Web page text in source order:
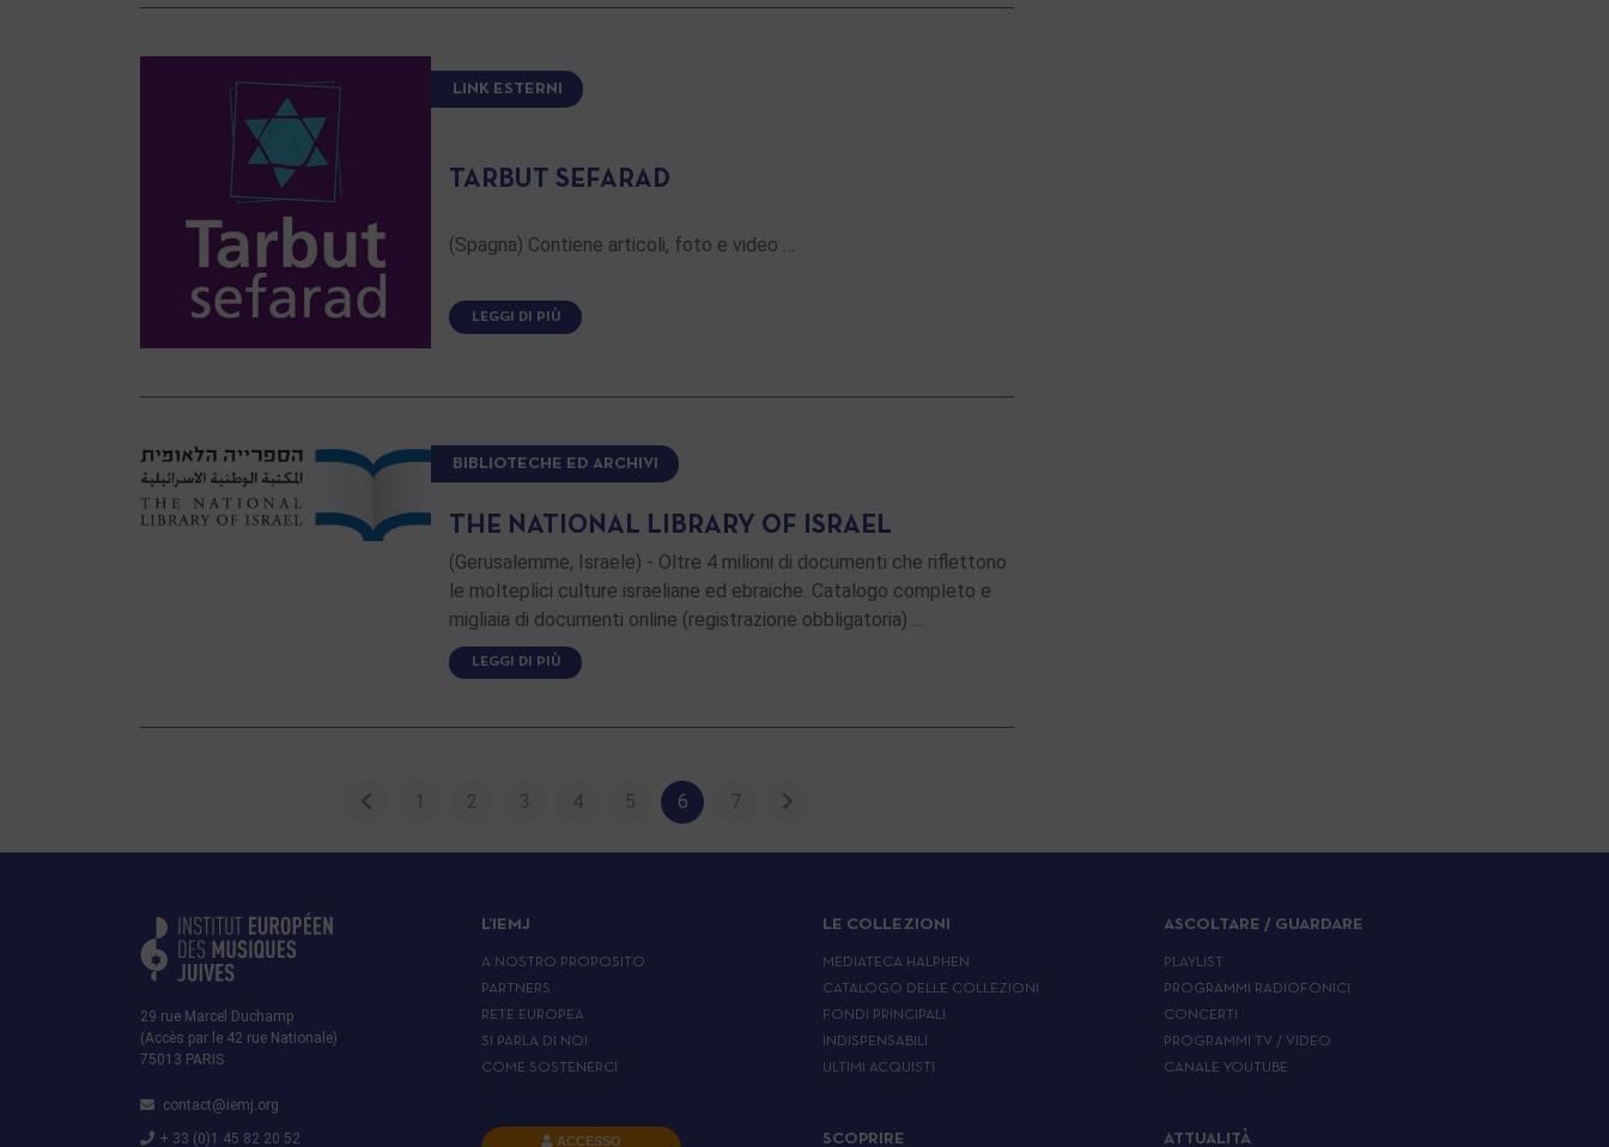
LINK ESTERNI
TARBUT SEFARAD
(Spagna) Contiene articoli, foto e video …
LEGGI DI PIÙ
BIBLIOTECHE ED ARCHIVI
THE NATIONAL LIBRARY OF ISRAEL
(Gerusalemme, Israele) - Oltre 4 milioni di documenti che riflettono
le molteplici culture israeliane ed ebraiche. Catalogo completo e
migliaia di documenti online (registrazione obbligatoria) …
LEGGI DI PIÙ
1 2 3 4 5 6 7
29 rue Marcel Duchamp
(Accès par le 42 rue Nationale)
75013 PARIS
contact@iemj.org
+ 33 (0)1 45 82 20 52
L’IEMJ
A NOSTRO PROPOSITO
PARTNERS
RETE EUROPEA
SI PARLA DI NOI
COME SOSTENERCI
ACCESSO
LE COLLEZIONI
MEDIATECA HALPHEN
CATALOGO DELLE COLLEZIONI
FONDI PRINCIPALI
INDISPENSABILI
ULTIMI ACQUISTI
SCOPRIRE
ASCOLTARE / GUARDARE
PLAYLIST
PROGRAMMI RADIOFONICI
CONCERTI
PROGRAMMI TV / VIDEO
CANALE YOUTUBE
ATTUALITÀ